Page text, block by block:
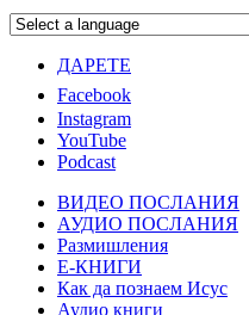
ДАРЕТЕ
Facebook
Instagram
YouTube
Podcast
ВИДЕО ПОСЛАНИЯ
АУДИО ПОСЛАНИЯ
Размишления
Е-КНИГИ
Как да познаем Исус
Аудио книги